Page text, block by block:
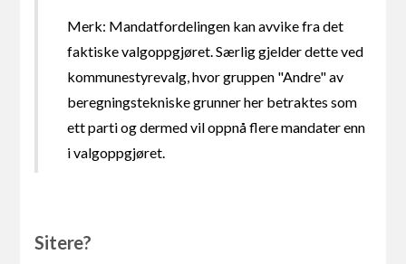
Merk: Mandatfordelingen kan avvike fra det
faktiske valgoppgjøret. Særlig gjelder dette ved
kommunestyrevalg, hvor gruppen "Andre" av
beregningstekniske grunner her betraktes som
ett parti og dermed vil oppnå flere mandater enn
i valgoppgjøret.
Sitere?